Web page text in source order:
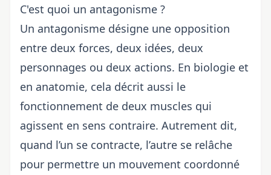
C'est quoi un antagonisme ?
Un antagonisme désigne une opposition
entre deux forces, deux idées, deux
personnages ou deux actions. En biologie et
en anatomie, cela décrit aussi le
fonctionnement de deux muscles qui
agissent en sens contraire. Autrement dit,
quand l’un se contracte, l’autre se relâche
pour permettre un mouvement coordonné